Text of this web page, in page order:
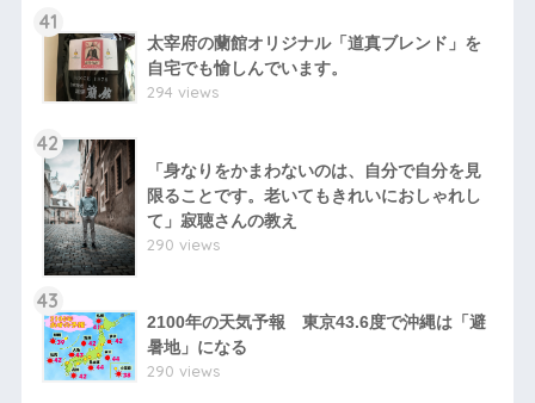
41
太宰府の蘭館オリジナル「道真ブレンド」を
自宅でも愉しんでいます。
294 views
42
「身なりをかまわないのは、自分で自分を見
限ることです。老いてもきれいにおしゃれし
て」寂聴さんの教え
290 views
43
2100年の天気予報 東京43.6度で沖縄は「避
暑地」になる
290 views